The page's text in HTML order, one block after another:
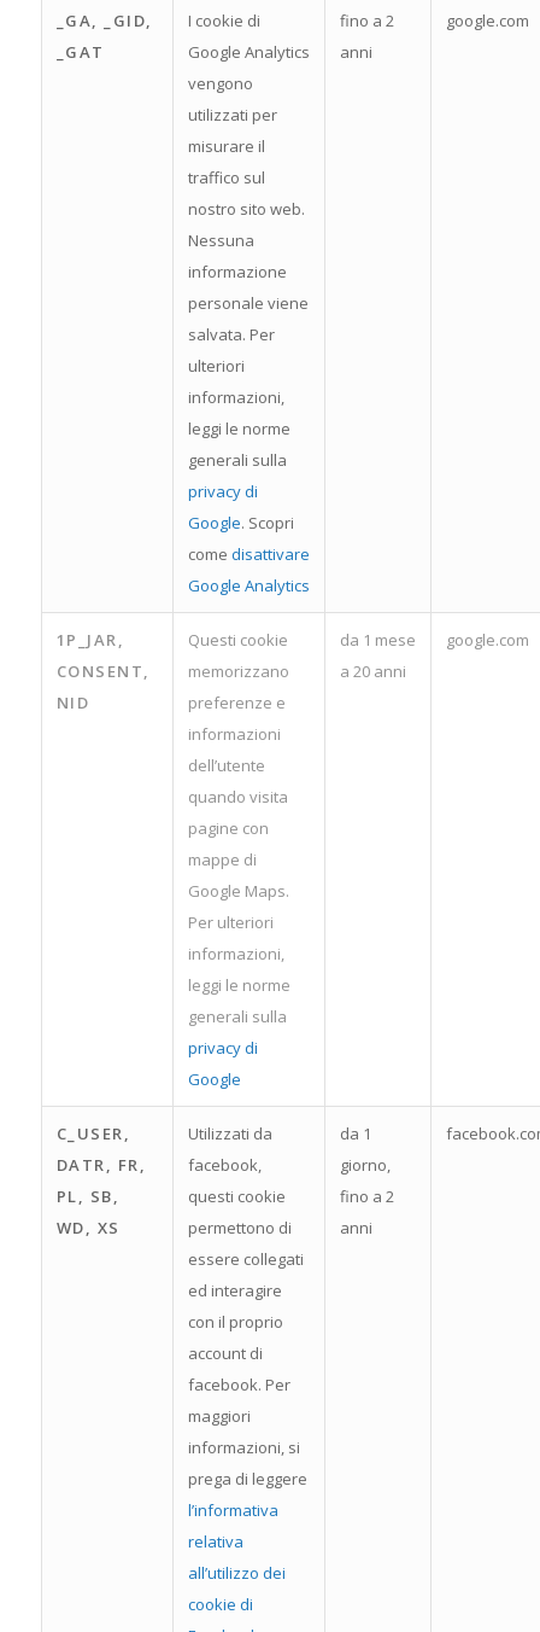
_GA, _GID,
_GAT
I cookie di
Google Analytics
vengono
utilizzati per
misurare il
traffico sul
nostro sito web.
Nessuna
informazione
personale viene
salvata. Per
ulteriori
informazioni,
leggi le norme
generali sulla
privacy di
Google. Scopri
come disattivare
Google Analytics
fino a 2
anni
google.com
1P_JAR,
CONSENT,
NID
Questi cookie
memorizzano
preferenze e
informazioni
dell’utente
quando visita
pagine con
mappe di
Google Maps.
Per ulteriori
informazioni,
leggi le norme
generali sulla
privacy di
Google
da 1 mese
a 20 anni
google.com
C_USER,
DATR, FR,
PL, SB,
WD, XS
Utilizzati da
facebook,
questi cookie
permettono di
essere collegati
ed interagire
con il proprio
account di
facebook. Per
maggiori
informazioni, si
prega di leggere
l’informativa
relativa
all’utilizzo dei
cookie di
da 1
giorno,
fino a 2
anni